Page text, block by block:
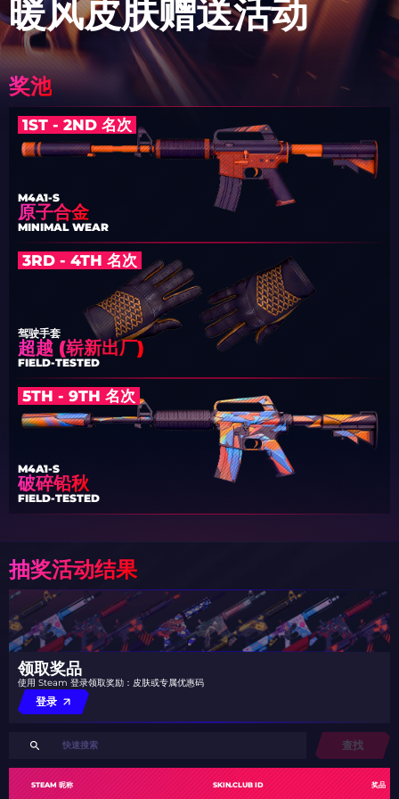
暖风皮肤赠送活动
奖池
1ST - 2ND 名次
M4A1-S
原子合金
MINIMAL WEAR
3RD - 4TH 名次
驾驶手套
超越 (崭新出厂)
FIELD-TESTED
5TH - 9TH 名次
M4A1-S
破碎铅秋
FIELD-TESTED
抽奖活动结果
领取奖品
使用 Steam 登录领取奖励：皮肤或专属优惠码
登录
查找
STEAM 昵称 SKIN.CLUB ID 奖品